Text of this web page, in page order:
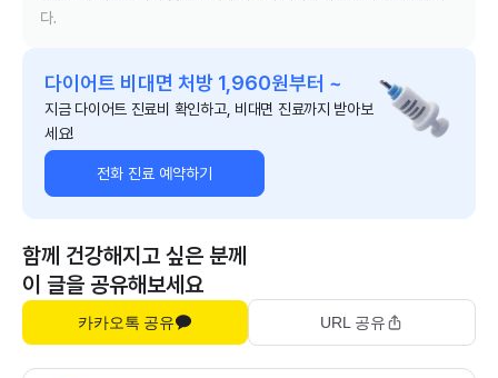
다.
다이어트 비대면 처방 1,960원부터 ~
지금 다이어트 진료비 확인하고, 비대면 진료까지 받아보
세요!
전화 진료 예약하기
함께 건강해지고 싶은 분께
이 글을 공유해보세요
카카오톡 공유 URL 공유